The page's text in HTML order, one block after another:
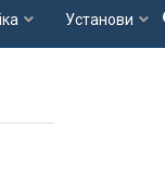
Установи